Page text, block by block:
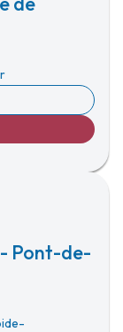
Pont-de-